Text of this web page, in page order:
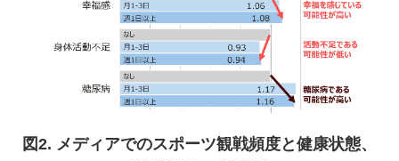
図2. メディアでのスポーツ観戦頻度と健康状態、